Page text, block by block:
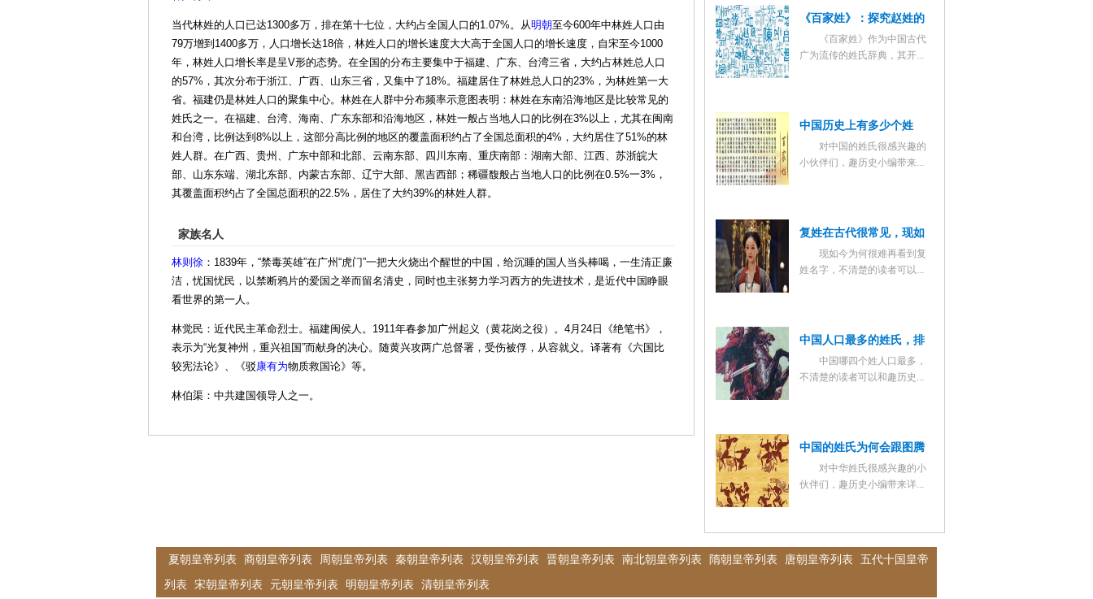
当代林姓的人口已达1300多万，排在第十七位，大约占全国人口的1.07%。从明朝至今600年中林姓人口由
79万增到1400多万，人口增长达18倍，林姓人口的增长速度大大高于全国人口的增长速度，自宋至今1000
年，林姓人口增长率是呈V形的态势。在全国的分布主要集中于福建、广东、台湾三省，大约占林姓总人口
的57%，其次分布于浙江、广西、山东三省，又集中了18%。福建居住了林姓总人口的23%，为林姓第一大
省。福建仍是林姓人口的聚集中心。林姓在人群中分布频率示意图表明：林姓在东南沿海地区是比较常见的
姓氏之一。在福建、台湾、海南、广东东部和沿海地区，林姓一般占当地人口的比例在3%以上，尤其在闽南
和台湾，比例达到8%以上，这部分高比例的地区的覆盖面积约占了全国总面积的4%，大约居住了51%的林
姓人群。在广西、贵州、广东中部和北部、云南东部、四川东南、重庆南部：湖南大部、江西、苏浙皖大
部、山东东端、湖北东部、内蒙古东部、辽宁大部、黑吉西部；稀疆馥般占当地人口的比例在0.5%一3%，
其覆盖面积约占了全国总面积的22.5%，居住了大约39%的林姓人群。
家族名人
林则徐 ：1839年，“禁毒英雄”在广州“虎门”一把大火烧出个醒世的中国，给沉睡的国人当头棒喝，一生清正廉
洁，忧国忧民，以禁断鸦片的爱国之举而留名清史，同时也主张努力学习西方的先进技术，是近代中国睁眼
看世界的第一人。
林觉民：近代民主革命烈士。福建闽侯人。1911年春参加广州起义（黄花岗之役）。4月24日《绝笔书》，
表示为“光复神州，重兴祖国”而献身的决心。随黄兴攻两广总督署，受伤被俘，从容就义。译著有《六国比
较宪法论》、《驳康有为物质救国论》等。
林伯渠：中共建国领导人之一。
《百家姓》：探究赵姓的
首位之谜
《百家姓》作为中国古代
广为流传的姓氏辞典，其开...
中国历史上有多少个姓
氏？有哪些奇怪的姓氏
对中国的姓氏很感兴趣的
小伙伴们，趣历史小编带来...
复姓在古代很常见，现如
今为何很那再看到复姓名
现如今为何很难再看到复
姓名字，不清楚的读者可以...
中国人口最多的姓氏，排
名前四位的是哪几个？
中国哪四个姓人口最多，
不清楚的读者可以和趣历史...
中国的姓氏为何会跟图腾
联系起来？图腾为何会成
对中华姓氏很感兴趣的小
伙伴们，趣历史小编带来详...
夏朝皇帝列表 商朝皇帝列表 周朝皇帝列表 秦朝皇帝列表 汉朝皇帝列表 晋朝皇帝列表 南北朝皇帝列表 隋朝皇帝列表 唐朝皇帝列表
五代十国皇帝
列表
宋朝皇帝列表 元朝皇帝列表 明朝皇帝列表 清朝皇帝列表